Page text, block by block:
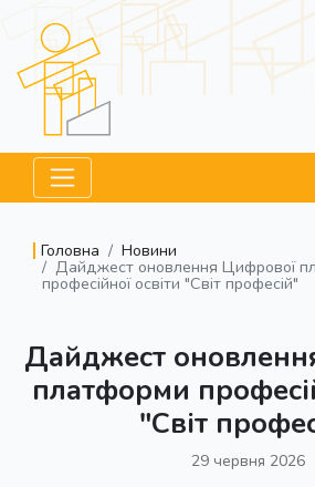
Головна Новини
Дайджест оновлення Цифрової
професійної освіти "Світ професій"
Дайджест
платформи
"Світ
29 червня 2026